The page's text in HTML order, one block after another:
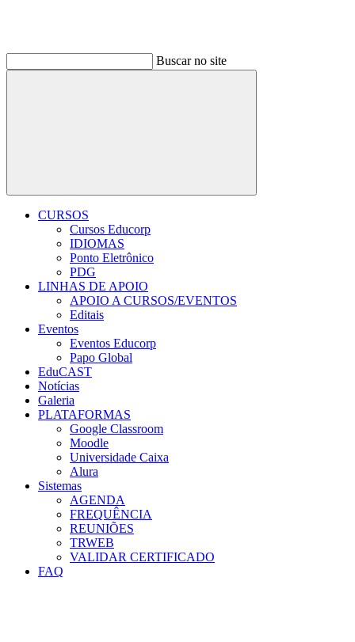
Buscar no site
Buscar
CURSOS
Cursos Educorp
IDIOMAS
Ponto Eletrônico
PDG
LINHAS DE APOIO
APOIO A CURSOS/EVENTOS
Editais
Eventos
Eventos Educorp
Papo Global
EduCAST
Notícias
Galeria
PLATAFORMAS
Google Classroom
Moodle
Universidade Caixa
Alura
Sistemas
AGENDA
FREQUÊNCIA
REUNIÕES
TRWEB
VALIDAR CERTIFICADO
FAQ